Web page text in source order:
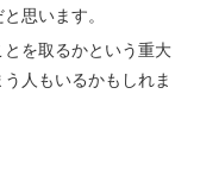
思います。
を取るかという重大
人もいるかもしれま